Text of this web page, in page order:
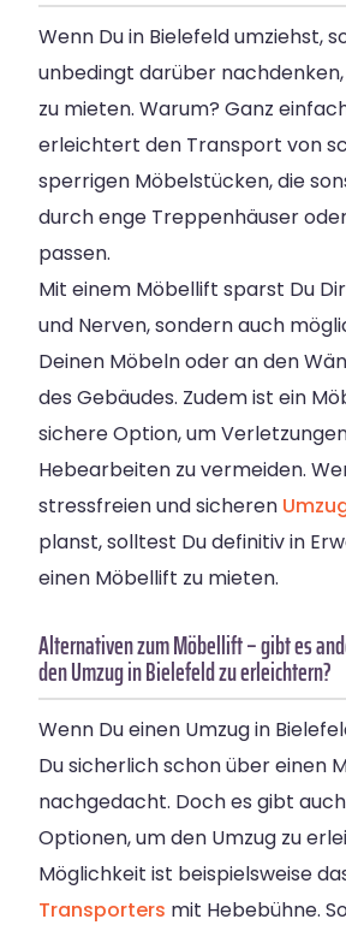
Wenn Du in Bielefeld umziehst,
unbedingt darüber
zu mieten. Warum? Ganz
erleichtert den Transport von
sperrigen Möbelstücken, die
durch enge Treppenhäuser
passen.
Mit einem Möbellift sparst Du
und Nerven, sondern auch
Deinen Möbeln oder an den
des Gebäudes. Zudem ist ein
sichere Option, um
Hebearbeiten zu vermeiden.
stressfreien und sicheren
planst, solltest Du definitiv in
einen Möbellift zu mieten.
Alternativen zum Möbellift – gibt es
den Umzug in Bielefeld zu erleichtern?
Wenn Du einen Umzug in
Du sicherlich schon über einen
nachgedacht. Doch es gibt
Optionen, um den Umzug zu
Möglichkeit ist beispielsweise
Transporters mit Hebebühne.